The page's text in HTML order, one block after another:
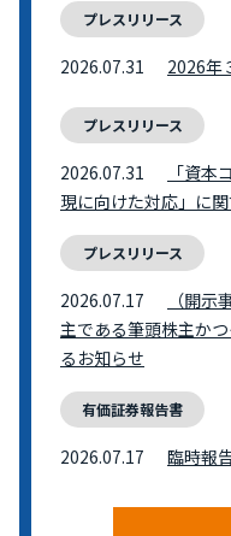
プレスリリース
2026.07.31 2026年
プレスリリース
2026.07.31
「資
現に向けた対応」に
プレスリリース
2026.07.17
（開
主である筆頭株主か
るお知らせ
有価証券報告書
2026.07.17 臨時報